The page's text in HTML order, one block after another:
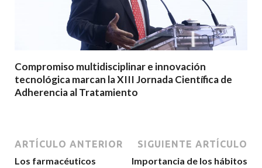
Compromiso multidisciplinar e innovación
tecnológica marcan la XIII Jornada Científica de
Adherencia al Tratamiento
ARTÍCULO ANTERIOR
Los farmacéuticos
SIGUIENTE ARTÍCULO
Importancia de los hábitos